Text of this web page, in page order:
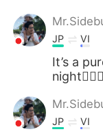
JP VI
It’s a
night🤦🏻‍♂️
JP VI